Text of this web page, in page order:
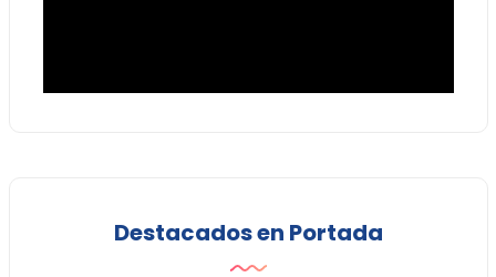
Destacados en Portada